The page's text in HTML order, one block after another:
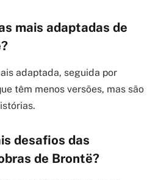
mais adaptadas de
adaptada, seguida por
têm menos versões, mas são
desafios das
de Brontë?